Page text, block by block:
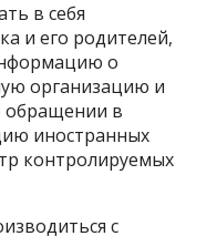
в себя
и его родителей,
о
организацию и
обращении в
иностранных
контролируемых
с